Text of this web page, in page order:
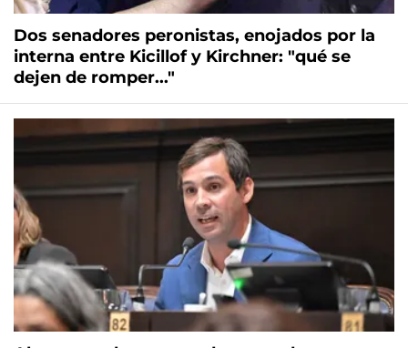
Dos senadores peronistas, enojados por la
interna entre Kicillof y Kirchner: "qué se
dejen de romper..."